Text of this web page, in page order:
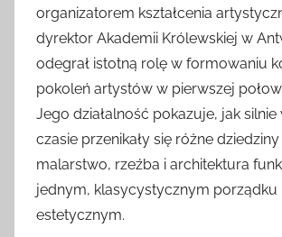
organizatorem kształcenia
dyrektor Akademii Królewskiej w
odegrał istotną rolę w formowaniu
pokoleń artystów w pierwszej
Jego działalność pokazuje, jak
czasie przenikały się różne
malarstwo, rzeźba i architektura
jednym, klasycystycznym porządku
estetycznym.